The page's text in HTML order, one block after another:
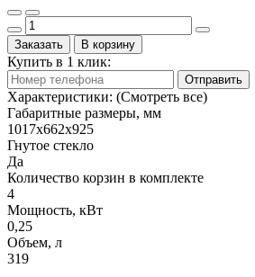
Заказать В корзину
Купить в 1 клик:
Отправить
Характеристики: (Смотреть все)
Габаритные размеры, мм
1017х662х925
Гнутое стекло
Да
Количество корзин в комплекте
4
Мощность, кВт
0,25
Объем, л
319